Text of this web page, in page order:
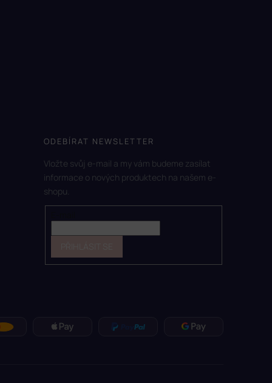
ODEBÍRAT NEWSLETTER
Vložte svůj e-mail a my vám budeme zasílat
informace o nových produktech na našem e-
shopu.